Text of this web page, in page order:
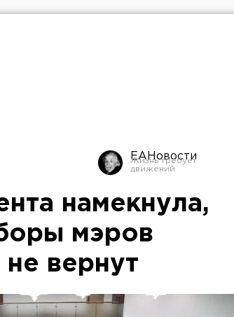
ЕАНовости
намекнула,
мэров
вернут